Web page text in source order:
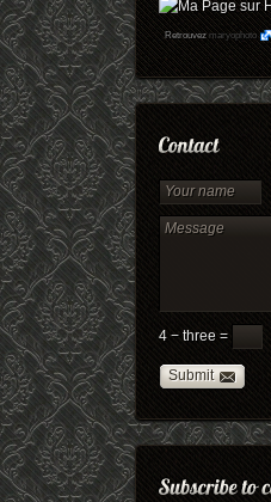
Retrouvezmaryophoto
4 − three =
Submit